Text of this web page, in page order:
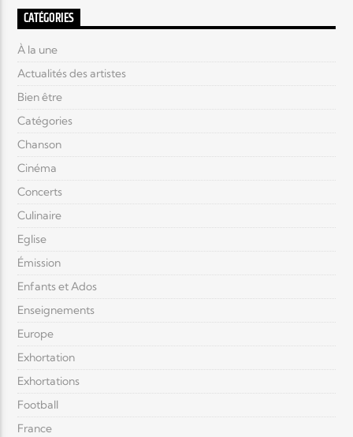
CATÉGORIES
À la une
Actualités des artistes
Bien être
Catégories
Chanson
Cinéma
Concerts
Culinaire
Eglise
Émission
Enfants et Ados
Enseignements
Europe
Exhortation
Exhortations
Football
France